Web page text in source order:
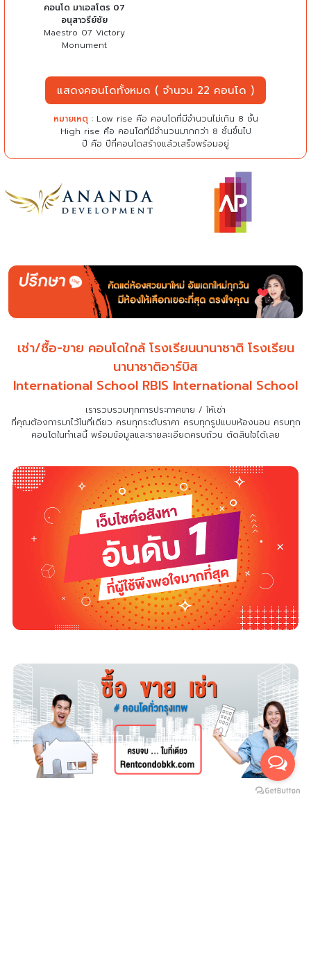
คอนโด มาเอสโตร 07
อนุสาวรีย์ชัย
Maestro 07 Victory
Monument
แสดงคอนโดทั้งหมด ( จำนวน 22 คอนโด )
หมายเหตุ : Low rise คือ คอนโดที่มีจำนวนไม่เกิน 8 ชั้น
High rise คือ คอนโดที่มีจำนวนมากกว่า 8 ชั้นขึ้นไป
ปี คือ ปีที่คอนโดสร้างแล้วเสร็จพร้อมอยู่
เช่า/ซื้อ-ขาย คอนโดใกล้ โรงเรียนนานาชาติ โรงเรียน
นานาชาติอาร์บิส
International School RBIS International School
เรารวบรวมทุกการประกาศขาย / ให้เช่า
ที่คุณต้องการมาไว้ในที่เดียว ครบทุกระดับราคา ครบทุกรูปแบบห้องนอน ครบทุก
คอนโดในทำเลนี้ พร้อมข้อมูลและรายละเอียดครบถ้วน ตัดสินใจได้เลย